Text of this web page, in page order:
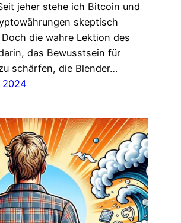
jeher stehe ich Bitcoin und
skeptisch
die wahre Lektion des
das Bewusstsein für
schärfen, die Blender…
2024